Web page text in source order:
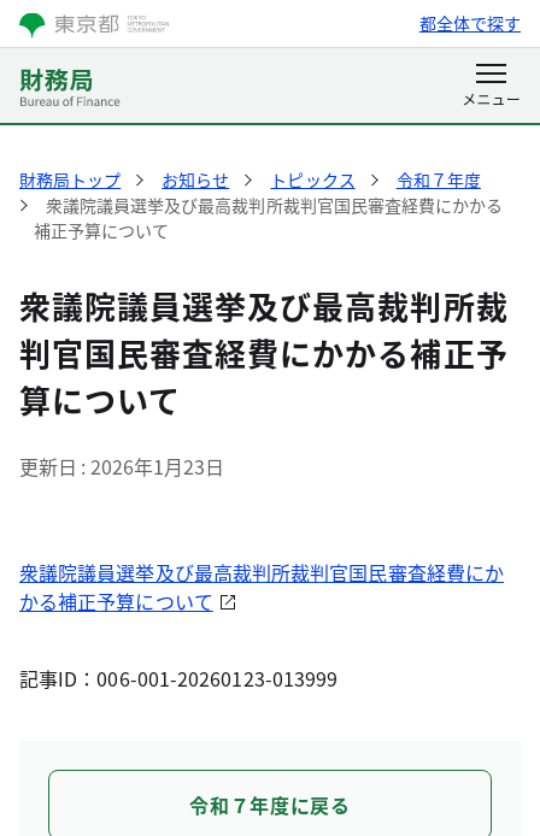
都全体で探す
財務局トップ お知らせ トピックス
令和７年度
衆議院議員選挙及び最高裁判所裁判官国民審査経費にかかる
補正予算について
衆議院議員選挙及び最高裁判所裁
判官国民審査経費にかかる補正予
算について
更新日 2026年1月23日
衆議院議員選挙及び最高裁判所裁判官国民審査経費にか
かる補正予算について
記事ID：006-001-20260123-013999
令和７年度に戻る